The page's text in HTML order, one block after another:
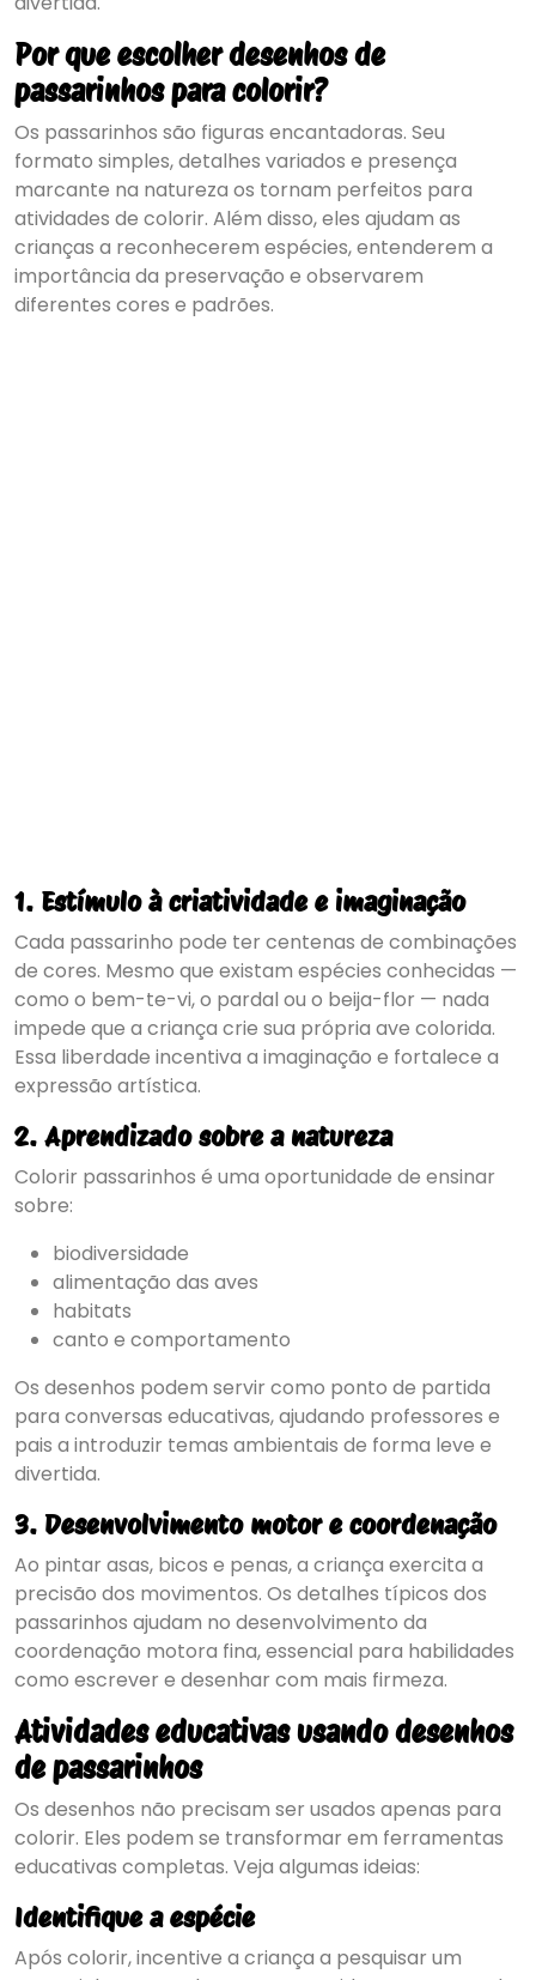
Por que escolher desenhos de
passarinhos para colorir?
Os passarinhos são figuras encantadoras. Seu
formato simples, detalhes variados e presença
marcante na natureza os tornam perfeitos para
atividades de colorir. Além disso, eles ajudam as
crianças a reconhecerem espécies, entenderem a
importância da preservação e observarem
diferentes cores e padrões.
1. Estímulo à criatividade e imaginação
Cada passarinho pode ter centenas de combinações
de cores. Mesmo que existam espécies conhecidas —
como o bem-te-vi, o pardal ou o beija-flor — nada
impede que a criança crie sua própria ave colorida.
Essa liberdade incentiva a imaginação e fortalece a
expressão artística.
2. Aprendizado sobre a natureza
Colorir passarinhos é uma oportunidade de ensinar
sobre:
biodiversidade
alimentação das aves
habitats
canto e comportamento
Os desenhos podem servir como ponto de partida
para conversas educativas, ajudando professores e
pais a introduzir temas ambientais de forma leve e
divertida.
3. Desenvolvimento motor e coordenação
Ao pintar asas, bicos e penas, a criança exercita a
precisão dos movimentos. Os detalhes típicos dos
passarinhos ajudam no desenvolvimento da
coordenação motora fina, essencial para habilidades
como escrever e desenhar com mais firmeza.
Atividades educativas usando desenhos
de passarinhos
Os desenhos não precisam ser usados apenas para
colorir. Eles podem se transformar em ferramentas
educativas completas. Veja algumas ideias:
Identifique a espécie
Após colorir, incentive a criança a pesquisar um